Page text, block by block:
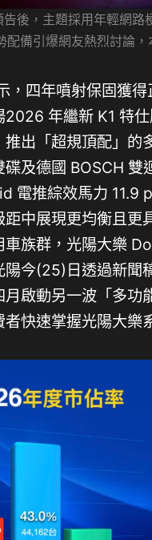
告後，主題採用年輕網
配備引爆網友熱烈討論
，四年噴射保固獲
2026 年繼新 K1 特
出「超規頂配」的
及德國 BOSCH 雙
電推綜效馬力 11.9
距中展現更均衡且
車族群，光陽大樂
陽今(25)日透過新聞
啟動另一波「多功
快速掌握光陽大樂